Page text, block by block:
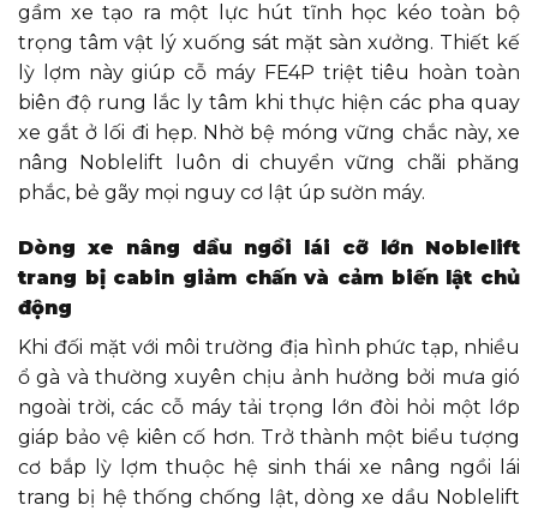
gầm xe tạo ra một lực hút tĩnh học kéo toàn bộ
trọng tâm vật lý xuống sát mặt sàn xưởng. Thiết kế
lỳ lợm này giúp cỗ máy FE4P triệt tiêu hoàn toàn
biên độ rung lắc ly tâm khi thực hiện các pha quay
xe gắt ở lối đi hẹp. Nhờ bệ móng vững chắc này, xe
nâng Noblelift luôn di chuyển vững chãi phăng
phắc, bẻ gãy mọi nguy cơ lật úp sườn máy.
Dòng xe nâng dầu ngồi lái cỡ lớn Noblelift
trang bị cabin giảm chấn và cảm biến lật chủ
động
Khi đối mặt với môi trường địa hình phức tạp, nhiều
ổ gà và thường xuyên chịu ảnh hưởng bởi mưa gió
ngoài trời, các cỗ máy tải trọng lớn đòi hỏi một lớp
giáp bảo vệ kiên cố hơn. Trở thành một biểu tượng
cơ bắp lỳ lợm thuộc hệ sinh thái xe nâng ngồi lái
trang bị hệ thống chống lật, dòng xe dầu Noblelift